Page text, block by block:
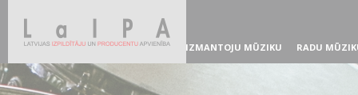
IZMANTOJU MŪZIKU RADU